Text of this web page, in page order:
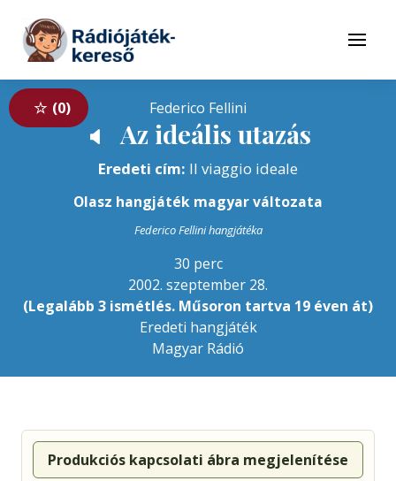
Tovább a tartalomhoz
Menü
0 Federico Fellini
🔈 Az ideális utazás
Eredeti cím: Il viaggio ideale
Olasz hangjáték magyar változata
Federico Fellini hangjátéka
30 perc
2002. szeptember 28.
(Legalább 3 ismétlés. Műsoron tartva 19 éven át)
Eredeti hangjáték
Magyar Rádió
Produkciós kapcsolati ábra megjelenítése